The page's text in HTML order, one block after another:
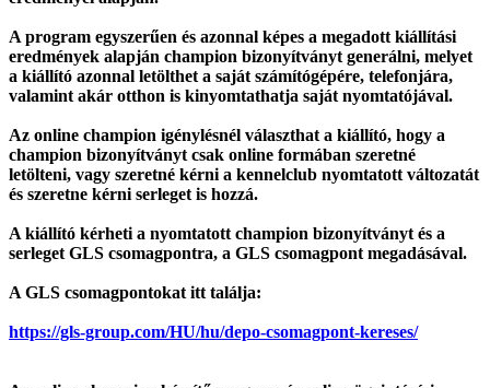
A program egyszerűen és azonnal képes a megadott kiállítási
eredmények alapján champion bizonyítványt generálni, melyet
a kiállító azonnal letölthet a saját számítógépére, telefonjára,
valamint akár otthon is kinyomtathatja saját nyomtatójával.
Az online champion igénylésnél választhat a kiállító, hogy a
champion bizonyítványt csak online formában szeretné
letölteni, vagy szeretné kérni a kennelclub nyomtatott változatát
és szeretne kérni serleget is hozzá.
A kiállító kérheti a nyomtatott champion bizonyítványt és a
serleget GLS csomagpontra, a GLS csomagpont megadásával.
A GLS csomagpontokat itt találja:
https://gls-group.com/HU/hu/depo-csomagpont-kereses/